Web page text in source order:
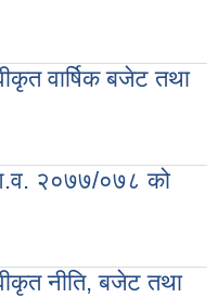
वार्षिक बजेट तथा
२०७७/०७८ को
नीति, बजेट तथा